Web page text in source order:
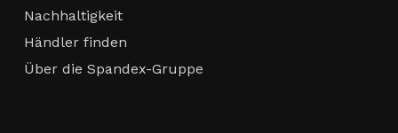
Nachhaltigkeit
Händler finden
Über die Spandex-Gruppe